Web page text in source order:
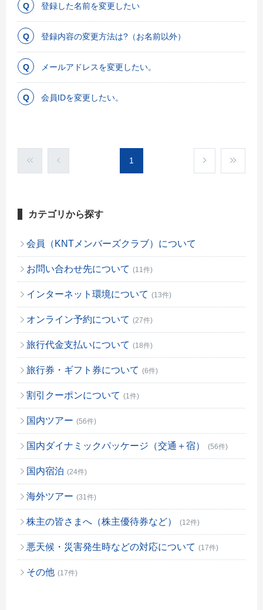
登録した名前を変更したい
登録内容の変更方法は?（お名前以外）
メールアドレスを変更したい。
会員IDを変更したい。
1
カテゴリから探す
会員（KNTメンバーズクラブ）について
お問い合わせ先について (11件)
インターネット環境について (13件)
オンライン予約について (27件)
旅行代金支払いについて (18件)
旅行券・ギフト券について (6件)
割引クーポンについて (1件)
国内ツアー (56件)
国内ダイナミックパッケージ（交通＋宿） (56件)
国内宿泊 (24件)
海外ツアー (31件)
株主の皆さまへ（株主優待券など） (12件)
悪天候・災害発生時などの対応について (17件)
その他 (17件)